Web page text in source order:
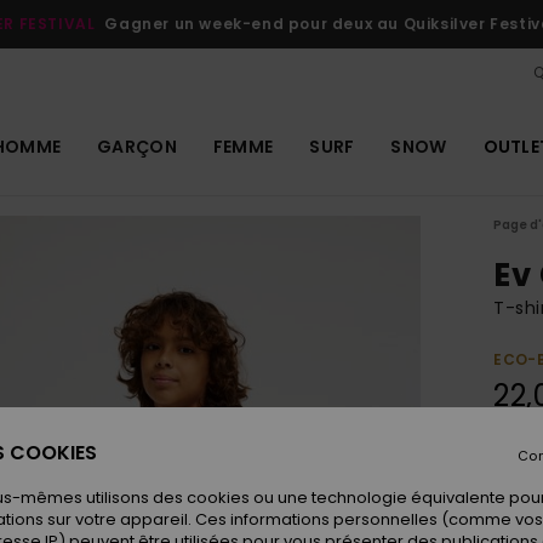
FESTIVAL Gagner un week-end pour deux au Quiksilver
GARÇON FEMME SURF SNOW
Page
T-
ECO-
COOKIES
mêmes utilisons des cookies ou une technologie équivalente
sur votre appareil. Ces informations personnelles (comme